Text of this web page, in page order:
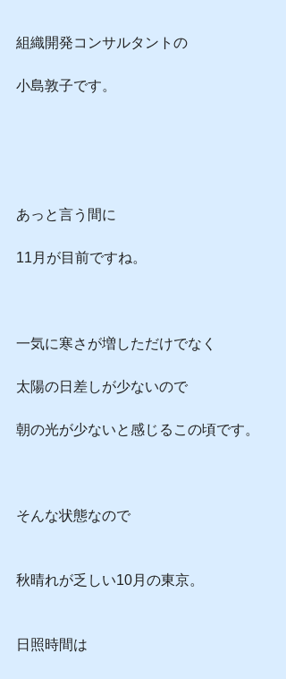
組織開発コンサルタントの
小島敦子です。
あっと言う間に
11月が目前ですね。
一気に寒さが増しただけでなく
太陽の日差しが少ないので
朝の光が少ないと感じるこの頃です。
そんな状態なので
秋晴れが乏しい10月の東京。
日照時間は